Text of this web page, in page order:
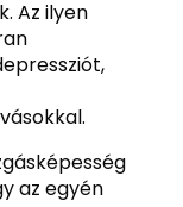
Az ilyen
az egyén